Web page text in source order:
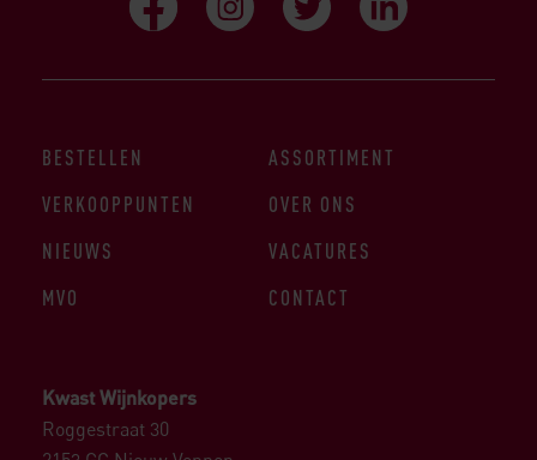
Kwast Wijnkopers
Roggestraat 30
BESTELLEN
ASSORTIMENT
VERKOOPPUNTEN
OVER ONS
NIEUWS
VACATURES
MVO
CONTACT